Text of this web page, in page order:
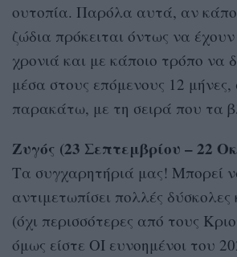
ουτοπία. Παρόλα αυτά, αν
ζώδια πρόκειται όντως να
χρονιά και με κάποιο τρόπο να
μέσα στους επόμενους 12
παρακάτω, με τη σειρά που τα
Ζυγός (23 Σεπτεμβρίου – 22
Τα συγχαρητήριά μας! Μπορεί
αντιμετωπίσει πολλές δύσκολες
(όχι περισσότερες από τους
όμως είστε ΟΙ ευνοημένοι του